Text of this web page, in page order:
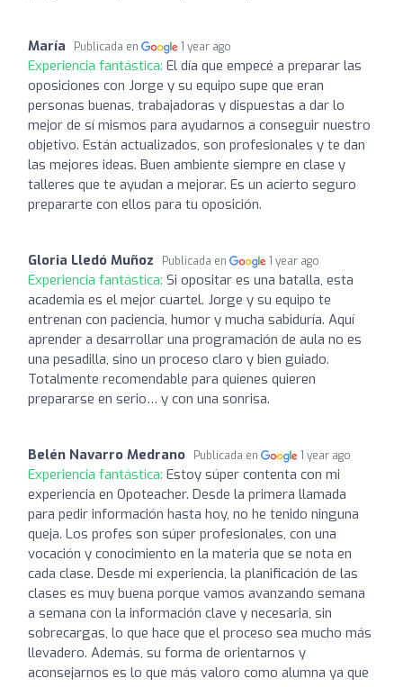
María Publicada en 1 year ago
Experiencia fantástica: El día que empecé a preparar las
oposiciones con Jorge y su equipo supe que eran
personas buenas, trabajadoras y dispuestas a dar lo
mejor de sí mismos para ayudarnos a conseguir nuestro
objetivo. Están actualizados, son profesionales y te dan
las mejores ideas. Buen ambiente siempre en clase y
talleres que te ayudan a mejorar. Es un acierto seguro
prepararte con ellos para tu oposición.
Gloria Lledó Muñoz Publicada en 1 year ago
Experiencia fantástica: Si opositar es una batalla, esta
academia es el mejor cuartel. Jorge y su equipo te
entrenan con paciencia, humor y mucha sabiduría. Aquí
aprender a desarrollar una programación de aula no es
una pesadilla, sino un proceso claro y bien guiado.
Totalmente recomendable para quienes quieren
prepararse en serio… y con una sonrisa.
Belén Navarro Medrano Publicada en 1 year ago
Experiencia fantástica: Estoy súper contenta con mi
experiencia en Opoteacher. Desde la primera llamada
para pedir información hasta hoy, no he tenido ninguna
queja. Los profes son súper profesionales, con una
vocación y conocimiento en la materia que se nota en
cada clase. Desde mi experiencia, la planificación de las
clases es muy buena porque vamos avanzando semana
a semana con la información clave y necesaria, sin
sobrecargas, lo que hace que el proceso sea mucho más
llevadero. Además, su forma de orientarnos y
aconsejarnos es lo que más valoro como alumna ya que